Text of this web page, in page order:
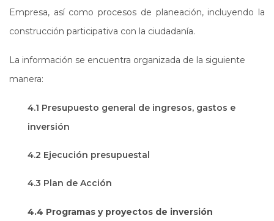
Empresa, así como procesos de planeación, incluyendo la
construcción participativa con la ciudadanía.
La información se encuentra organizada de la siguiente
manera:
4.1 Presupuesto general de ingresos, gastos e
inversión
4.2 Ejecución presupuestal
4.3 Plan de Acción
4.4 Programas y proyectos de inversión